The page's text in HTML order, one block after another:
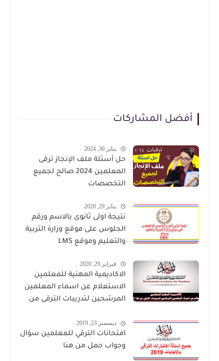
أفضل المشاركات
يناير 30, 2024
حل أسئلة ملف الإنجاز ترقى
المعلمين 2024 صالح لجميع
التخصصات
يناير 29, 2020
نتيجة اولى ثانوى بالاسم ورقم
الجلوس على موقع وزارة التربية
والتعليم وموقع LMS
فبراير 29, 2020
الاكاديمية المهنية للمعلمين
الاستعلام عن اسماء المعلمين
المرشحين لتدريبات الترقى من
ديسمبر 23, 2019
امتحانات الترقي للمعلمين سؤال
وجواب حمل من هنا